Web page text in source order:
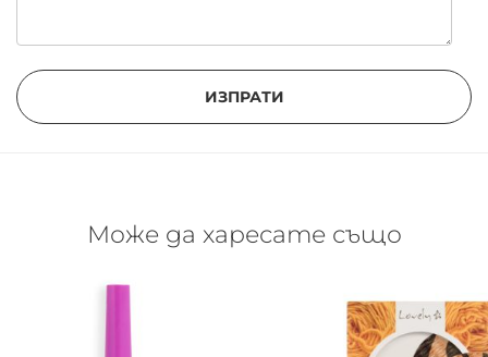
ИЗПРАТИ
Може да харесате също